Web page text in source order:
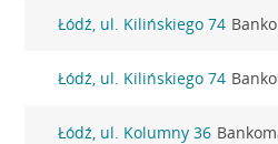
Łódź, ul. Kilińskiego 74
Łódź, ul. Kilińskiego 74
Łódź, ul. Kolumny 36